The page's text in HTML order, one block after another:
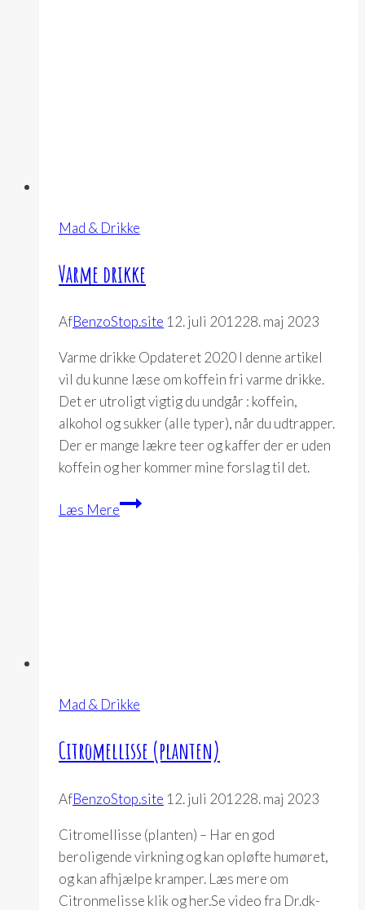
Mad & Drikke
Varme drikke
AfBenzoStop.site 12. juli 201228. maj 2023
Varme drikke Opdateret 2020 I denne artikel
vil du kunne læse om koffein fri varme drikke.
Det er utroligt vigtig du undgår : koffein,
alkohol og sukker (alle typer), når du udtrapper.
Der er mange lækre teer og kaffer der er uden
koffein og her kommer mine forslag til det.
Læs MereVarme
Mad & Drikke
Citromellisse (planten)
AfBenzoStop.site 12. juli 201228. maj 2023
Citromellisse (planten) – Har en god
beroligende virkning og kan opløfte humøret,
og kan afhjælpe kramper. Læs mere om
Citronmelisse klik og her.Se video fra Dr.dk-